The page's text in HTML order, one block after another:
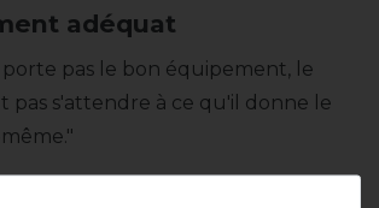
adéquat
porte pas le bon équipement, le
pas s'attendre à ce qu'il donne le
directeurs de l'entreprise, qui